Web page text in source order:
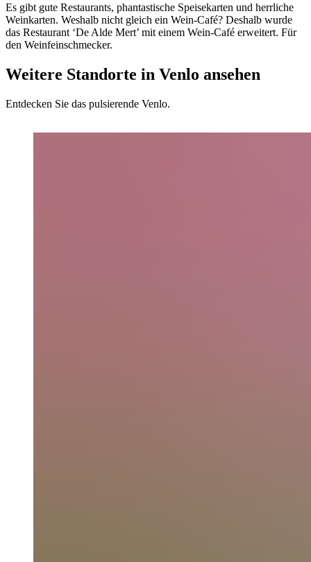
Es gibt gute Restaurants, phantastische Speisekarten und herrliche
Weinkarten. Weshalb nicht gleich ein Wein-Café? Deshalb wurde
das Restaurant ‘De Alde Mert’ mit einem Wein-Café erweitert. Für
den Weinfeinschmecker.
Weitere Standorte in Venlo ansehen
Entdecken Sie das pulsierende Venlo.